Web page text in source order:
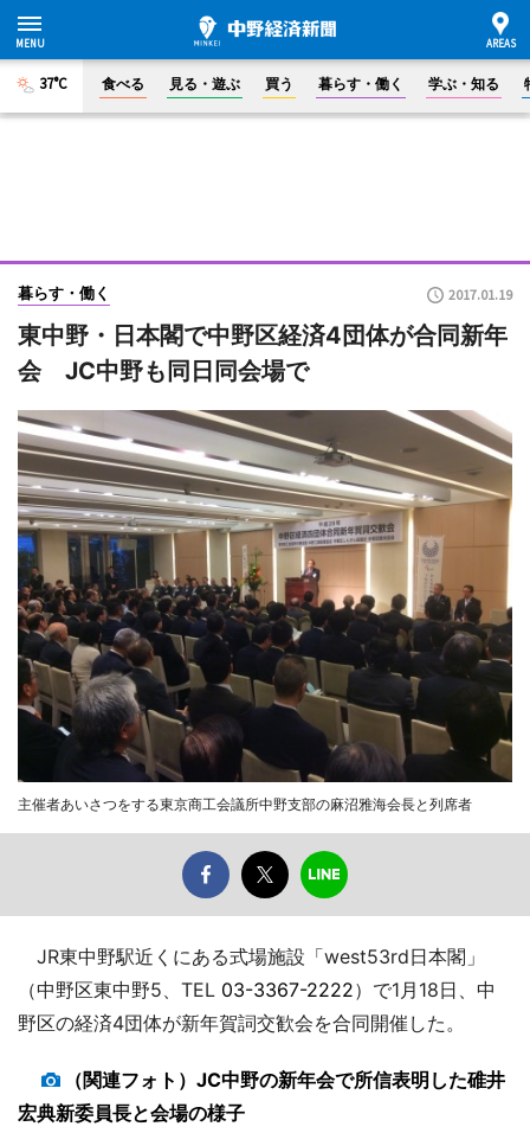
37°C 食べる 見る・遊ぶ 買う 暮らす・働く 学ぶ・知る
暮らす・働く 2017.01.19
東中野・日本閣で中野区経済4団体が合同新年
会 JC中野も同日同会場で
主催者あいさつをする東京商工会議所中野支部の麻沼雅海会長と列席者
JR東中野駅近くにある式場施設「west53rd日本閣」
（中野区東中野5、TEL 03-3367-2222）で1月18日、中
野区の経済4団体が新年賀詞交歓会を合同開催した。
（関連フォト）JC中野の新年会で所信表明した碓井
宏典新委員長と会場の様子